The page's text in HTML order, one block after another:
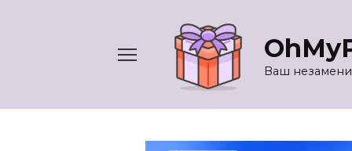
Ваш